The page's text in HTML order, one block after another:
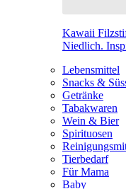
Kawaii
Niedlich.
Lebensmittel
Snacks &
Getränke
Tabakwaren
Wein & Bier
Spirituosen
Tierbedarf
Für Mama
Baby